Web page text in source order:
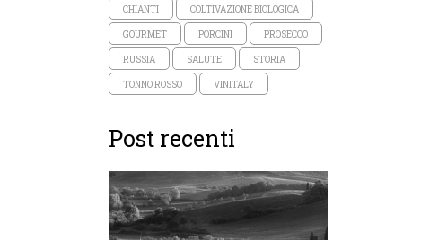
CHIANTI COLTIVAZIONE BIOLOGICA
GOURMET PORCINI PROSECCO
RUSSIA SALUTE STORIA
TONNO ROSSO VINITALY
Post recenti